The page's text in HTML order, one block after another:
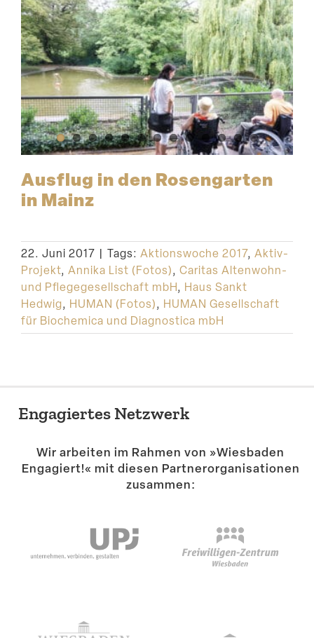
Ausflug in den Rosen­garten
in Mainz
22. Juni 2017 | Tags: Aktionswoche 2017, Aktiv-
Projekt, Annika List (Fotos), Caritas Altenwohn-
und Pflegegesellschaft mbH, Haus Sankt
Hedwig, HUMAN (Fotos), HUMAN Gesellschaft
für Biochemica und Diagnostica mbH
Engagiertes Netzwerk
Wir arbeiten im Rahmen von »Wiesbaden
Engagiert!« mit diesen Partner­or­ga­ni­sa­tionen
zusammen: